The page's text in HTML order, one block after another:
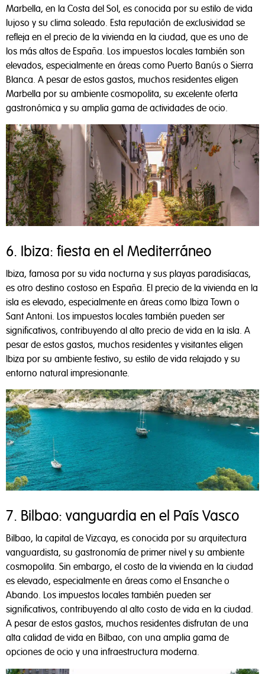
Marbella, en la Costa del Sol, es conocida por su estilo de vida
lujoso y su clima soleado. Esta reputación de exclusividad se
refleja en el precio de la vivienda en la ciudad, que es uno de
los más altos de España. Los impuestos locales también son
elevados, especialmente en áreas como Puerto Banús o Sierra
Blanca. A pesar de estos gastos, muchos residentes eligen
Marbella por su ambiente cosmopolita, su excelente oferta
gastronómica y su amplia gama de actividades de ocio.
6. Ibiza: fiesta en el Mediterráneo
Ibiza, famosa por su vida nocturna y sus playas paradisíacas,
es otro destino costoso en España. El precio de la vivienda en la
isla es elevado, especialmente en áreas como Ibiza Town o
Sant Antoni. Los impuestos locales también pueden ser
significativos, contribuyendo al alto precio de vida en la isla. A
pesar de estos gastos, muchos residentes y visitantes eligen
Ibiza por su ambiente festivo, su estilo de vida relajado y su
entorno natural impresionante.
7. Bilbao: vanguardia en el País Vasco
Bilbao, la capital de Vizcaya, es conocida por su arquitectura
vanguardista, su gastronomía de primer nivel y su ambiente
cosmopolita. Sin embargo, el costo de la vivienda en la ciudad
es elevado, especialmente en áreas como el Ensanche o
Abando. Los impuestos locales también pueden ser
significativos, contribuyendo al alto costo de vida en la ciudad.
A pesar de estos gastos, muchos residentes disfrutan de una
alta calidad de vida en Bilbao, con una amplia gama de
opciones de ocio y una infraestructura moderna.